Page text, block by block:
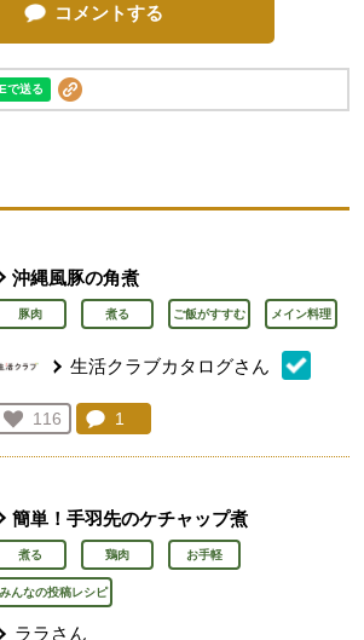
コメントする
沖縄風豚の角煮
豚肉 煮る ご飯がすすむ メイン料理
生活クラブカタログさん
お気に入り登録：
116
人が登録
コメント：
1
簡単！手羽先のケチャップ煮
煮る 鶏肉 お手軽
みんなの投稿レシピ
ララさん